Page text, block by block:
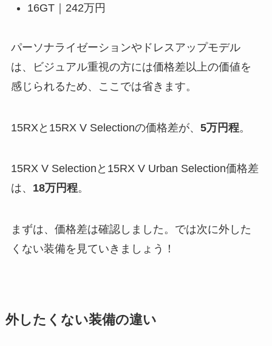
16GT｜242万円
パーソナライゼーションやドレスアップモデル
は、ビジュアル重視の方には価格差以上の価値を
感じられるため、ここでは省きます。
15RXと15RX V Selectionの価格差が、 5万円程。
15RX V Selectionと15RX V Urban Selection価格差
は、 18万円程。
まずは、価格差は確認しました。では次に外した
くない装備を見ていきましょう！
外したくない装備の違い